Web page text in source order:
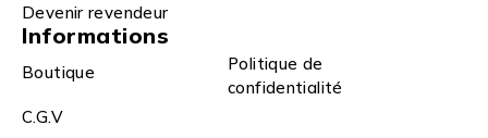
Devenir revendeur
Informations
Boutique
Politique de
confidentialité
C.G.V